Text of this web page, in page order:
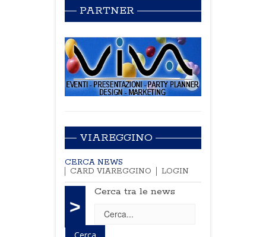
PARTNER
VIAREGGINO
CERCA NEWS
CARD VIAREGGINO
LOGIN
>
Cerca tra le news